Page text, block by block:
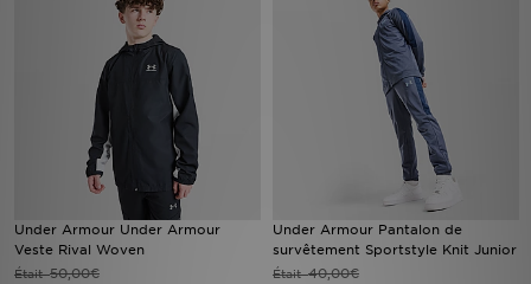
Under Armour Under Armour
Veste Rival Woven
Était50,00€
Under Armour Pantalon de
survêtement Sportstyle Knit Junior
Était40,00€